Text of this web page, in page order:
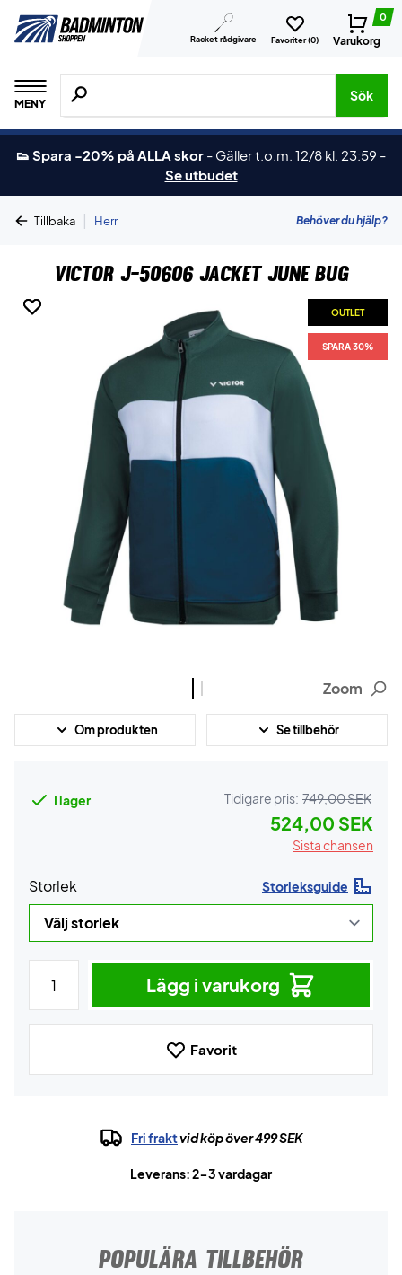
Racket rådgivare Favoriter (0)
0
Varukorg
MENY
Sök efter produkter, märken osv.
Sök
👟 Spara -20% på ALLA skor - Gäller t.o.m. 12/8 kl. 23:59 -
Se utbudet
Tillbaka | Herr Behöver du hjälp?
Victor J-50606 Jacket June Bug
OUTLET
SPARA 30%
OUTLET
SPARA 30%
Zoom
Om produkten Se tillbehör
I lager Tidigare pris: 749,00 SEK
524,00 SEK
Sista chansen
Storlek Storleksguide
Lägg i varukorg
Favorit
Fri fraktvid köp över 499 SEK
Leverans: 2-3 vardagar
POPULÄRA TILLBEHÖR